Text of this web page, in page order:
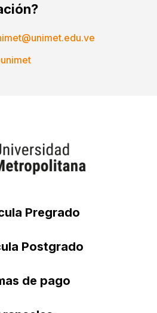
Pregrado
Postgrado
de pago